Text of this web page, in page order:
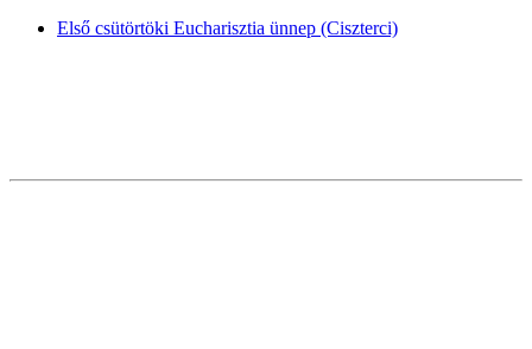
Első csütörtöki Eucharisztia ünnep (Ciszterci)